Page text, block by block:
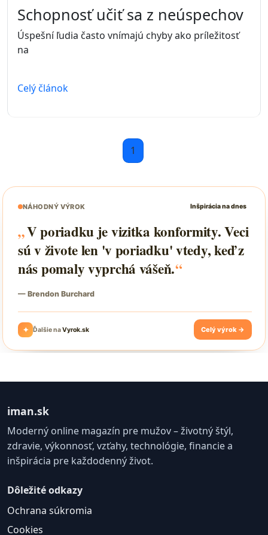
Schopnosť učiť sa z neúspechov
Úspešní ľudia často vnímajú chyby ako príležitosť
na
Celý článok
1
iman.sk
Moderný online magazín pre mužov – životný štýl,
zdravie, výkonnosť, vzťahy, technológie, financie a
inšpirácia pre každodenný život.
Dôležité odkazy
Ochrana súkromia
Cookies